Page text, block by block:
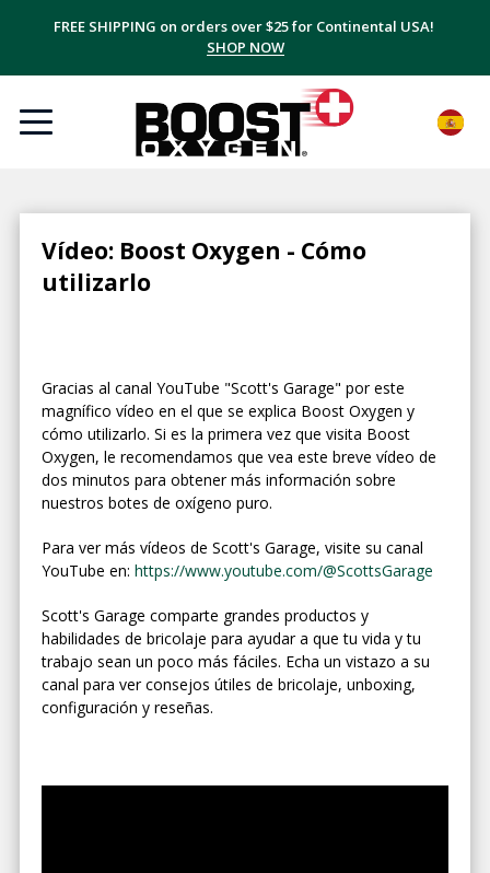
FREE SHIPPING on orders over $25 for Continental USA!
SHOP NOW
Vídeo: Boost Oxygen - Cómo
utilizarlo
Gracias al canal YouTube "Scott's Garage" por este
magnífico vídeo en el que se explica Boost Oxygen y
cómo utilizarlo. Si es la primera vez que visita Boost
Oxygen, le recomendamos que vea este breve vídeo de
dos minutos para obtener más información sobre
nuestros botes de oxígeno puro.
Para ver más vídeos de Scott's Garage, visite su canal
YouTube en: https://www.youtube.com/@ScottsGarage
Scott's Garage comparte grandes productos y
habilidades de bricolaje para ayudar a que tu vida y tu
trabajo sean un poco más fáciles. Echa un vistazo a su
canal para ver consejos útiles de bricolaje, unboxing,
configuración y reseñas.